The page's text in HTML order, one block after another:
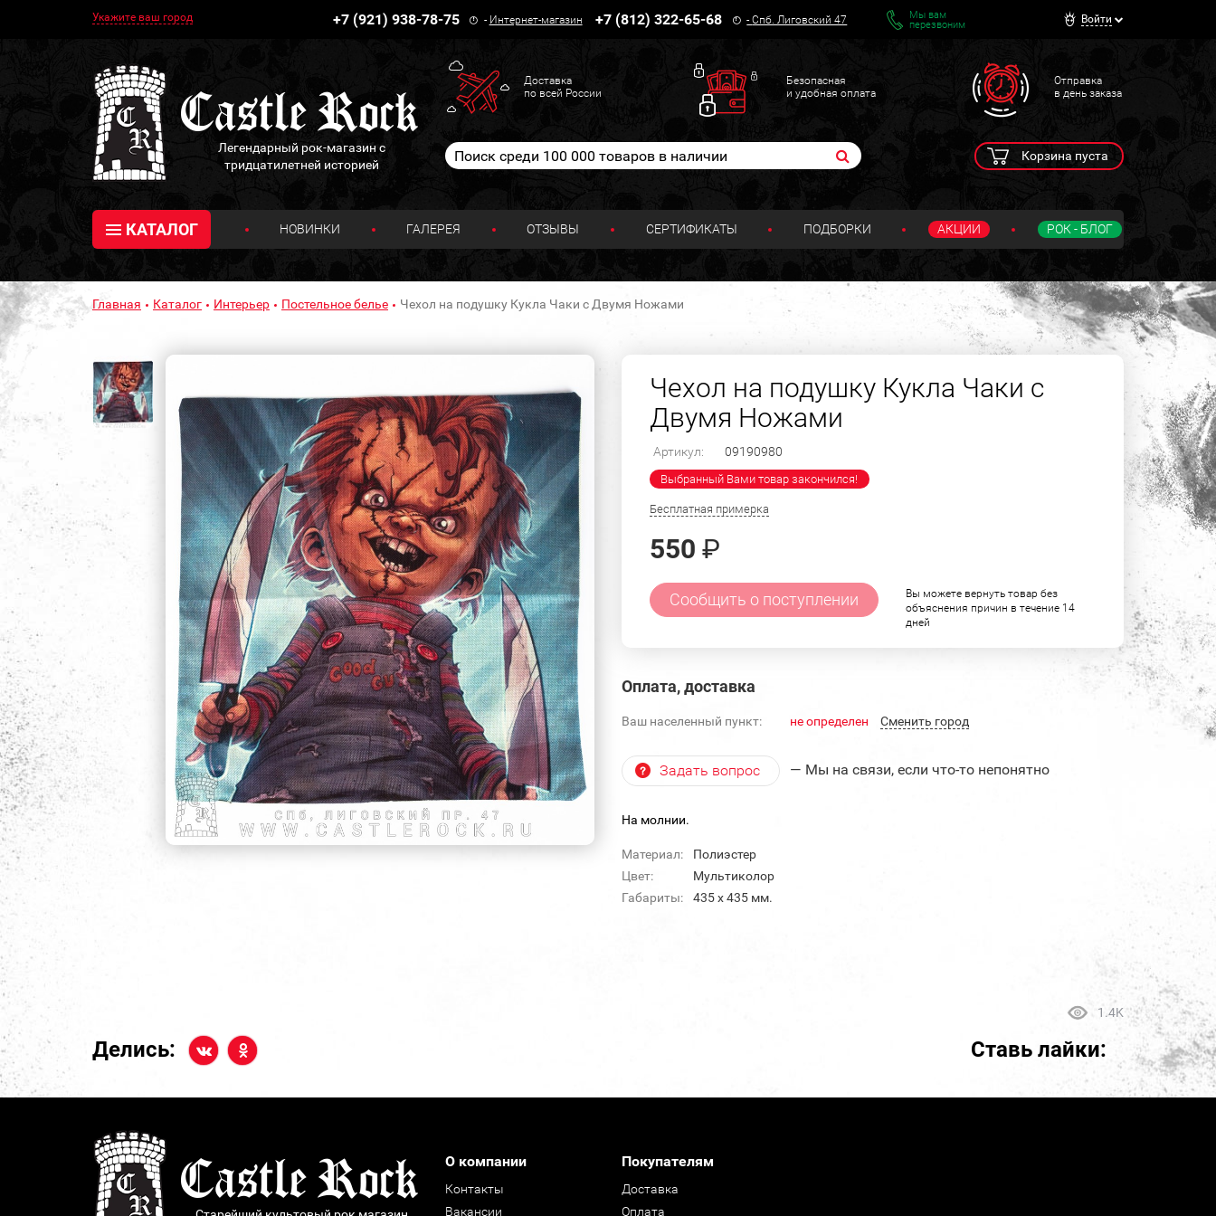
Укажите ваш город +7 (921) 938-78-75 - Интернет-магазин +7 (812) 322-65-68 -Спб. Лиговский 47
Мы вам
перезвоним
Войти
Легендарный рок-магазин с
тридцатилетней историей
Доставка
по всей России
Безопасная
и удобная оплата
Отправка
в день заказа
Корзина пуста
КАТАЛОГ НОВИНКИ ГАЛЕРЕЯ ОТЗЫВЫ СЕРТИФИКАТЫ ПОДБОРКИ АКЦИИ РОК - БЛОГ
Главная Каталог Интерьер Постельное белье Чехол на подушку Кукла Чаки с Двумя Ножами
Чехол на подушку Кукла Чаки с
Двумя Ножами
Артикул: 09190980
Выбранный Вами товар закончился!
Бесплатная примерка
550 ₽
Сообщить о поступлении
Вы можете вернуть товар без
объяснения причин в течение 14
дней
Оплата, доставка
Ваш населенный пункт: не определен Cменить город
Задать вопрос — Мы на связи, если что-то непонятно
На молнии.
Материал:
Полиэстер
Цвет:
Мультиколор
Габариты:
435 х 435 мм.
1.4K
Делись: Ставь лайки:
О компании
Контакты
Вакансии
Покупателям
Доставка
Оплата